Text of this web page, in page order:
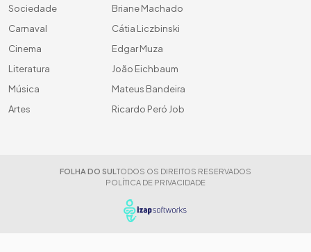
Sociedade
Carnaval
Cinema
Literatura
Música
Artes
Briane Machado
Cátia Liczbinski
Edgar Muza
João Eichbaum
Mateus Bandeira
Ricardo Peró Job
FOLHA DO SUL TODOS OS DIREITOS RESERVADOS
POLÍTICA DE PRIVACIDADE